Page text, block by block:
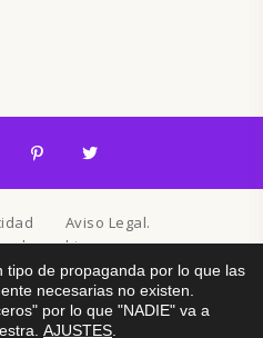
Aviso Legal.
de cookies
By Lucid Themes
tipo de propaganda por lo que las
necesarias no existen.
por lo que "NADIE" va a
AJUSTES